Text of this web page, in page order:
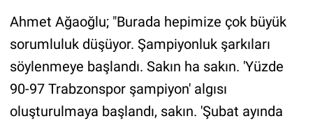
Ahmet Ağaoğlu; "Burada hepimize çok büyük
sorumluluk düşüyor. Şampiyonluk şarkıları
söylenmeye başlandı. Sakın ha sakın. 'Yüzde
90-97 Trabzonspor şampiyon' algısı
oluşturulmaya başlandı, sakın. 'Şubat ayında